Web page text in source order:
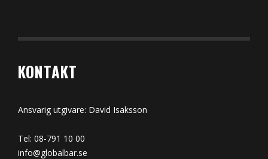
KONTAKT
Ansvarig utgivare: David Isaksson
Tel: 08-791 10 00
info@globalbar.se